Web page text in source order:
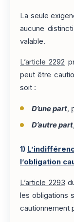
La seule
aucune
valable.
L’article 2292
peut être
soit :
D’une part,
D’autre part
1)
l’obligation
L’article 2293
les obligations
cautionnement